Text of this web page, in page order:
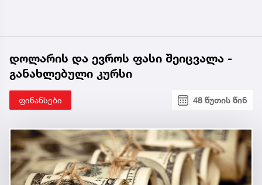
დოლარის და ევროს ფასი შეიცვალა -
განახლებული კურსი
ფინანსები 48 წუთის წინ